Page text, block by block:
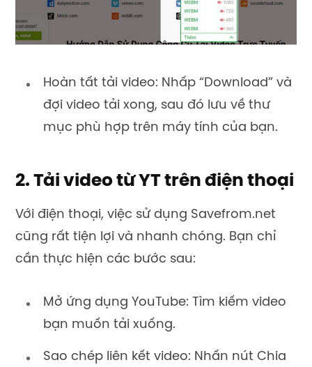
Hoàn tất tải video: Nhấp “Download” và
đợi video tải xong, sau đó lưu về thư
mục phù hợp trên máy tính của bạn.
2. Tải video từ YT trên điện thoại
Với điện thoại, việc sử dụng Savefrom.net
cũng rất tiện lợi và nhanh chóng. Bạn chỉ
cần thực hiện các bước sau:
Mở ứng dụng YouTube: Tìm kiếm video
bạn muốn tải xuống.
Sao chép liên kết video: Nhấn nút Chia